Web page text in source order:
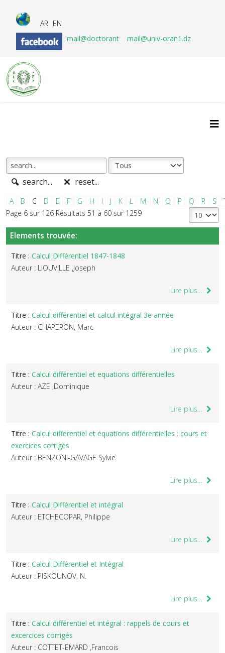
AR EN
mail@doctorant
mail@univ-oran1.dz
search... reset...
A B C D E F G H I J K L M N O P Q R S
Page 6 sur 126 Résultats 51 à 60 sur 1259
Elements trouvée:
Titre : Calcul Différentiel 1847-1848
Auteur : LIOUVILLE ,Joseph
Lire plus...
Titre : Calcul différentiel et calcul intégral 3e année
Auteur : CHAPERON, Marc
Lire plus...
Titre : Calcul différentiel et equations différentielles
Auteur : AZE ,Dominique
Lire plus...
Titre : Calcul différentiel et équations différentielles : cours et
exercices corrigés
Auteur : BENZONI-GAVAGE Sylvie
Lire plus...
Titre : Calcul Différentiel et intégral
Auteur : ETCHECOPAR, Philippe
Lire plus...
Titre : Calcul Différentiel et Intégral
Auteur : PISKOUNOV, N.
Lire plus...
Titre : Calcul différentiel et intégral : rappels de cours et
excercices corrigés
Auteur : COTTET-EMARD ,Francois